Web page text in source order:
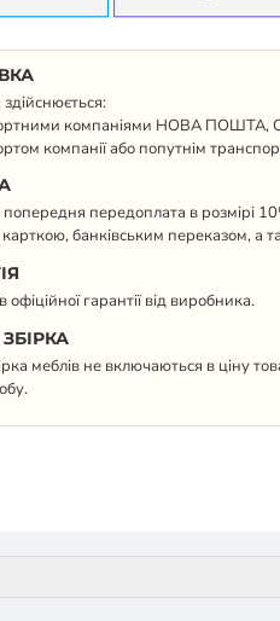
компаніями НОВА ПОШТА,
компанії або попутнім
передоплата в розмірі
карткою, банківським переказом, а
офіційної гарантії від виробника.
ЗБІРКА
меблів не включаються в ціну